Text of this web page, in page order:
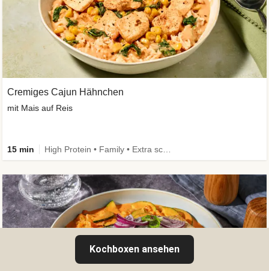
Cremiges Cajun Hähnchen
mit Mais auf Reis
15 min
Kochboxen ansehen